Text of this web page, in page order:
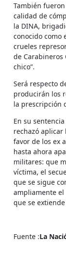
También
calidad de
la DINA,
conocido como
crueles
de Carabineros
chico”.
Será respecto
producirán los
la prescripción
En su
rechazó
favor de los ex
hasta ahora
militares: que
víctima, el
que se sigue
ampliamente
que se
Fuente :La